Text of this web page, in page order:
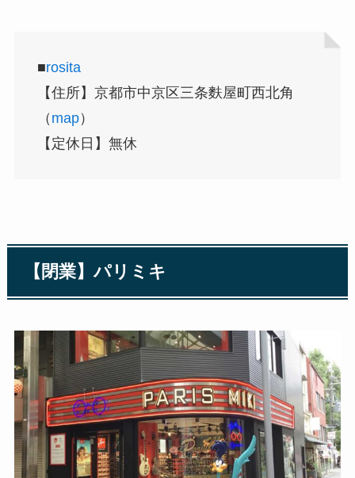
■rosita
【住所】京都市中京区三条麩屋町西北角
（ map）
【定休日】無休
【閉業】パリミキ